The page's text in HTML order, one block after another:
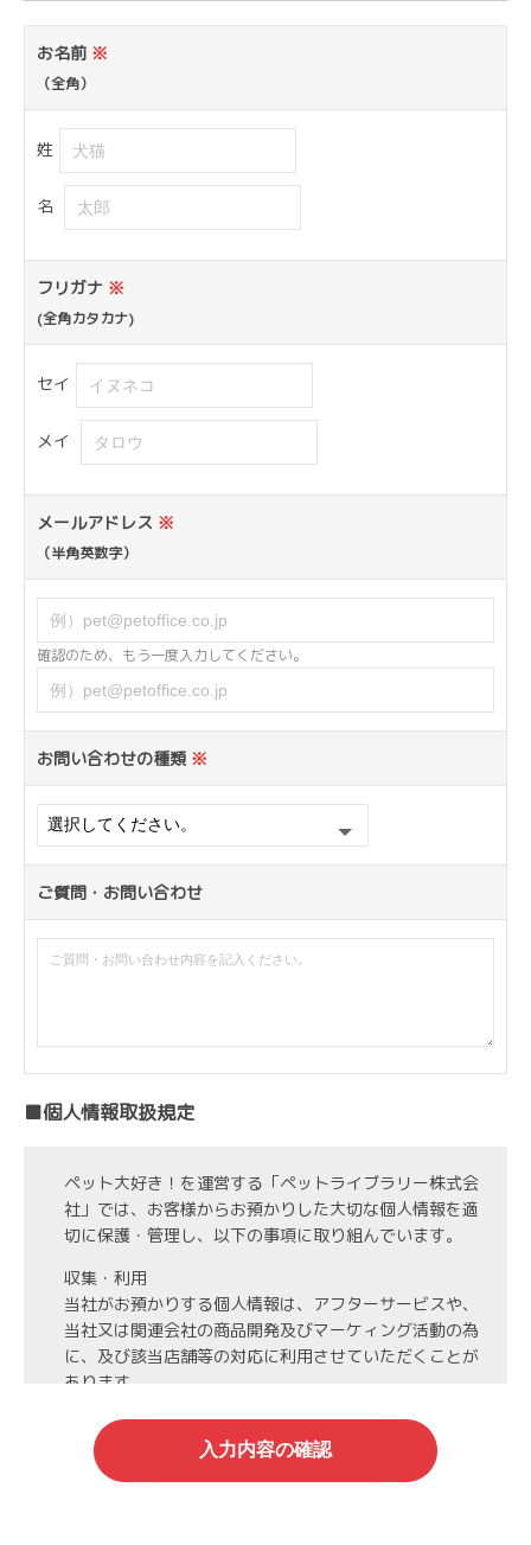
お名前 ※
（全角）
姓
名
フリガナ ※
(全角カタカナ)
セイ
メイ
メールアドレス ※
（半角英数字）
確認のため、もう一度入力してください。
お問い合わせの種類 ※
ご質問・お問い合わせ
■個人情報取扱規定
ペット大好き！を運営する「ペットライブラリー株式会
社」では、お客様からお預かりした大切な個人情報を適
切に保護・管理し、以下の事項に取り組んでいます。
収集・利用
当社がお預かりする個人情報は、アフターサービスや、
当社又は関連会社の商品開発及びマーケィング活動の為
に、及び該当店舗等の対応に利用させていただくことが
あります。
第3者への開示・委託先の管理
当社がお預かりする個人情報は、お客様の同意・承諾を
得た場合や法令等に基づく開示・提供が必要な場合、人